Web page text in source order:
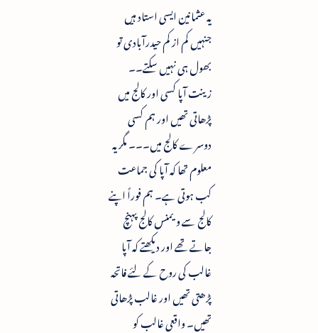
یہ عثمانین ایسی استاد ہیں
جنہیں کم از کم حیدرآبادی تو
بھول ہی نہیں سکتے۔۔
زینت آپا کسی اور کالج میں
پڑھاتی تھیں اور ہم کسی
دوسرے کالج میں۔۔۔ مگر یہ
معلوم تھا کہ آپا کی جماعت
کب ہوتی ہے۔ ہم فوراً اپنے
کالج سے ویمنس کالج پہنچ
جاتے تھے اور دیکھتے کہ آپا
غالب کی روح کے لئے فاتحہ
پڑھتی تھیں اور غالب پڑھاتی
تھیں۔ واقعی غالب کو